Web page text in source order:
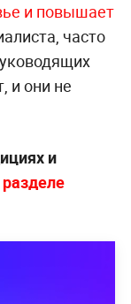
и повышает
часто
и они не
и